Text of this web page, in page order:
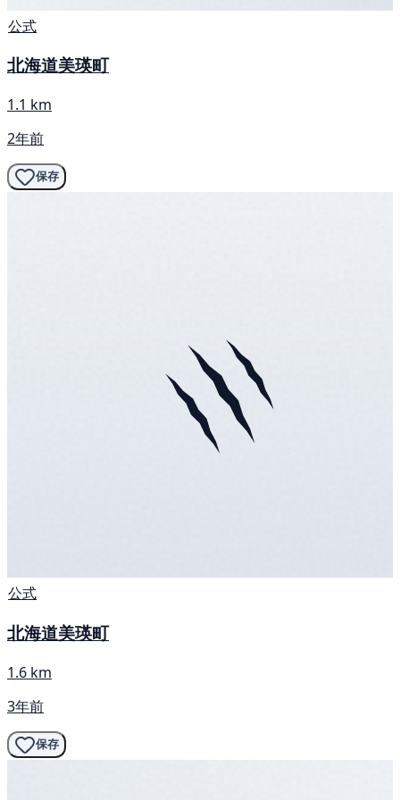
公式
北海道美瑛町
1.1 km
2年前
保存
公式
北海道美瑛町
1.6 km
3年前
保存